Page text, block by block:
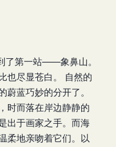
了第一站——象鼻山。
也尽显苍白。 自然的
蓝巧妙的分开了。
时而落在岸边静静的
出于画家之手。而海
柔地亲吻着它们。以